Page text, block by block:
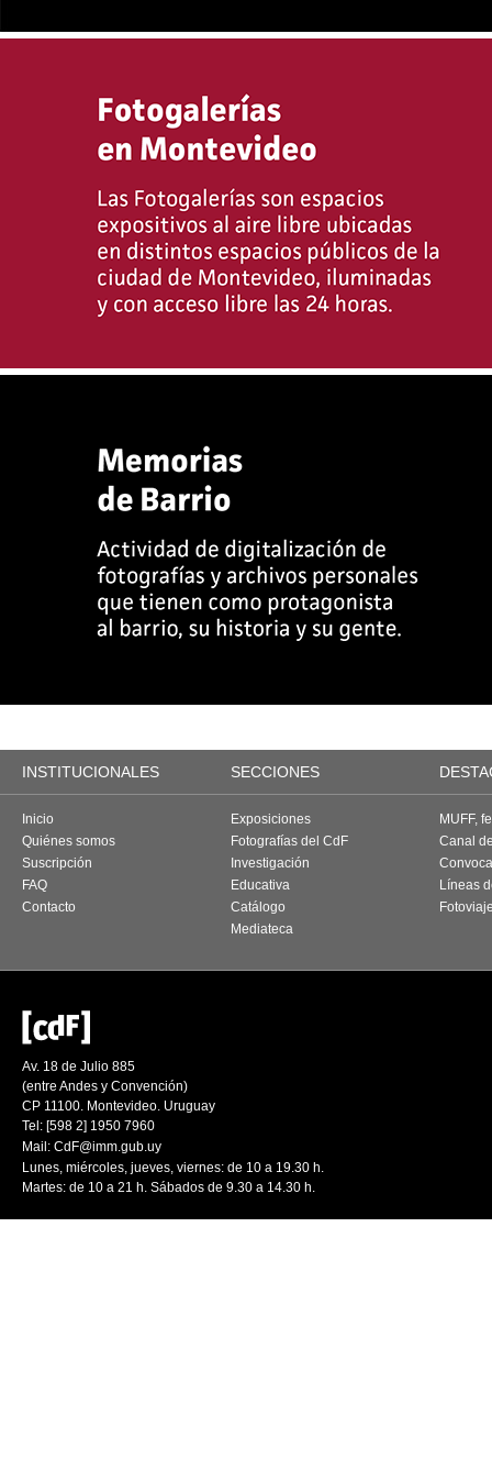
INSTITUCIONALES SECCIONES
Inicio
Quiénes somos
Suscripción
FAQ
Contacto
Exposiciones
Fotografías del CdF
Investigación
Educativa
Catálogo
Mediateca
MUFF,
Canal
Líneas
Av. 18 de Julio 885
(entre Andes y Convención)
CP 11100. Montevideo. Uruguay
Tel: [598 2] 1950 7960
Mail: CdF@imm.gub.uy
Lunes, miércoles, jueves, viernes: de 10 a 19.30 h.
Martes: de 10 a 21 h. Sábados de 9.30 a 14.30 h.